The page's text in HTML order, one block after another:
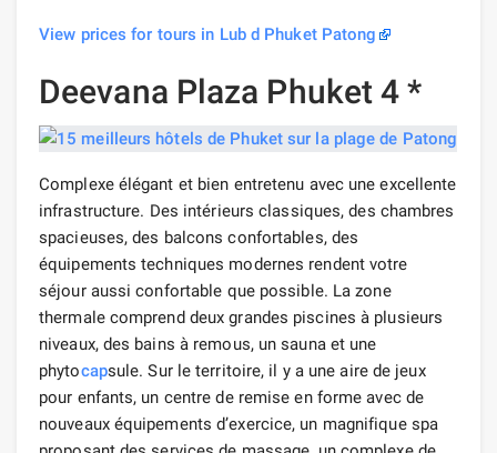
View prices for tours in Lub d Phuket Patong
Deevana Plaza Phuket 4 *
Complexe élégant et bien entretenu avec une excellente
infrastructure. Des intérieurs classiques, des chambres
spacieuses, des balcons confortables, des
équipements techniques modernes rendent votre
séjour aussi confortable que possible. La zone
thermale comprend deux grandes piscines à plusieurs
niveaux, des bains à remous, un sauna et une
phytocapsule. Sur le territoire, il y a une aire de jeux
pour enfants, un centre de remise en forme avec de
nouveaux équipements d’exercice, un magnifique spa